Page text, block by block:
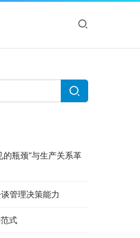
的瓶颈”与生产关系革
管理决策能力
式